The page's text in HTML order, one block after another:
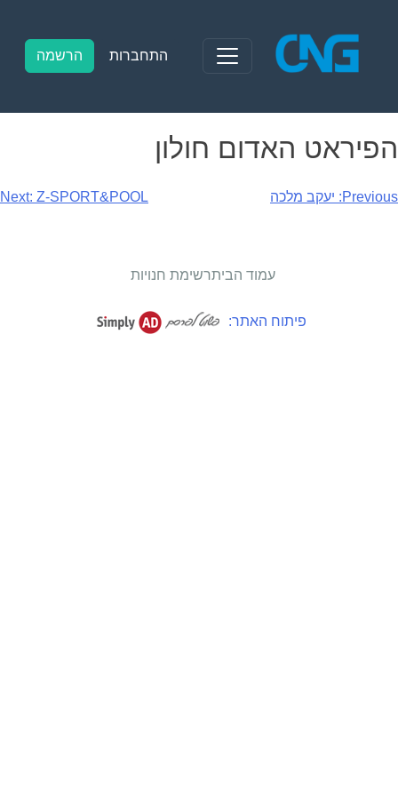
content
התחברות הרשמה
הפיראט האדום חולון
ניווט
Previous: יעקב מלכה Next: Z-SPORT&POOL
עמוד הביתרשימת חנויות
פיתוח האתר: